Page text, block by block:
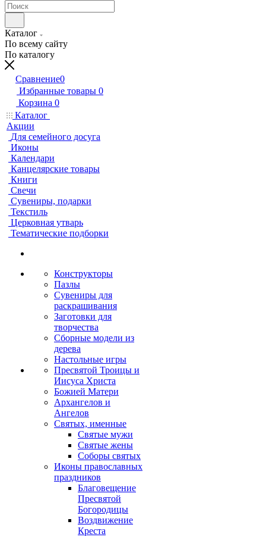
Каталог
По всему сайту
По каталогу
Сравнение0
Избранные товары 0
Корзина 0
Каталог
Акции
Для семейного досуга
Иконы
Календари
Канцелярские товары
Книги
Свечи
Сувениры, подарки
Текстиль
Церковная утварь
Тематические подборки
Конструкторы
Пазлы
Сувениры для
раскрашивания
Заготовки для
творчества
Сборные модели из
дерева
Настольные игры
Пресвятой Троицы и
Иисуса Христа
Божией Матери
Архангелов и
Ангелов
Святых, именные
Святые мужи
Святые жены
Соборы святых
Иконы православных
праздников
Благовещение
Пресвятой
Богородицы
Воздвижение
Креста